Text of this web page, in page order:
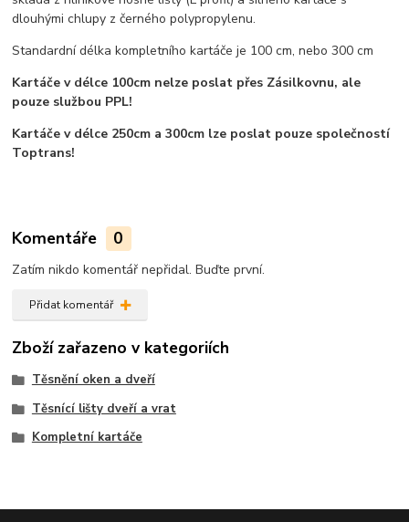
dlouhými chlupy z černého polypropylenu.
Standardní délka kompletního kartáče je 100 cm, nebo 300 cm
Kartáče v délce 100cm nelze poslat přes Zásilkovnu, ale
pouze službou PPL!
Kartáče v délce 250cm a 300cm lze poslat pouze společností
Toptrans!
Komentáře 0
Zatím nikdo komentář nepřidal. Buďte první.
Přidat komentář
Zboží zařazeno v kategoriích
Těsnění oken a dveří
Těsnící lišty dveří a vrat
Kompletní kartáče